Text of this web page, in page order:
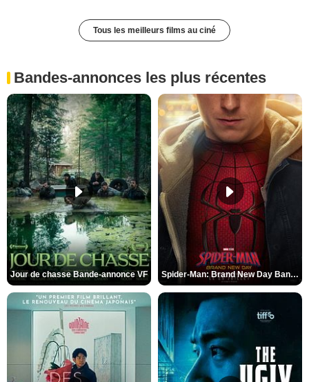
Tous les meilleurs films au ciné
Bandes-annonces les plus récentes
Jour de chasse Bande-annonce VF Spider-Man: Brand New Day Bande-annonce (3) VO STFR